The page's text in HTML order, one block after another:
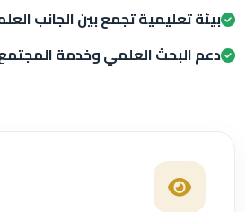
بيئة تعليمية تجمع بين الجانب
دعم البحث العلمي وخدمة المجتمع